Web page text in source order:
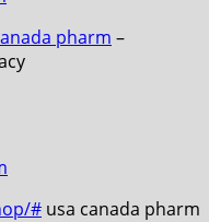
pharm –
# usa canada pharm